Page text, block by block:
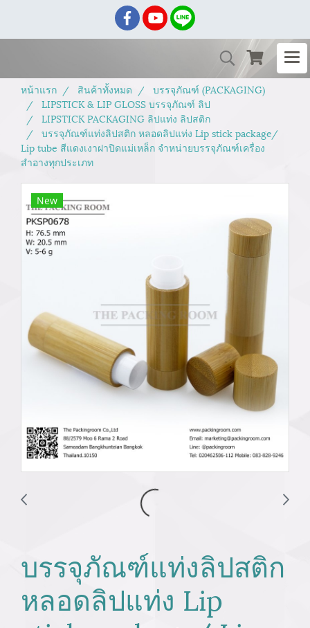
หน้าแรก สินค้าทั้งหมด
บรรจุภัณฑ์ (PACKAGING)
LIPSTICK & LIP GLOSS บรรจุภัณฑ์ ลิป
LIPSTICK PACKAGING ลิปแท่ง ลิปสติก
บรรจุภัณฑ์แท่งลิปสติก หลอดลิปแท่ง Lip stick package/
Lip tube สีแดงเงาฝาปิดแม่เหล็ก จำหน่ายบรรจุภัณฑ์เครื่อง
สำอางทุกประเภท
New
บรรจุภัณฑ์แท่งลิปสติก
หลอดลิปแท่ง Lip